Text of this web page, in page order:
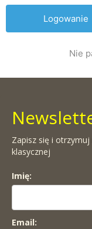
Nie
Zapisz się i
klasycznej
Imię:
Email: